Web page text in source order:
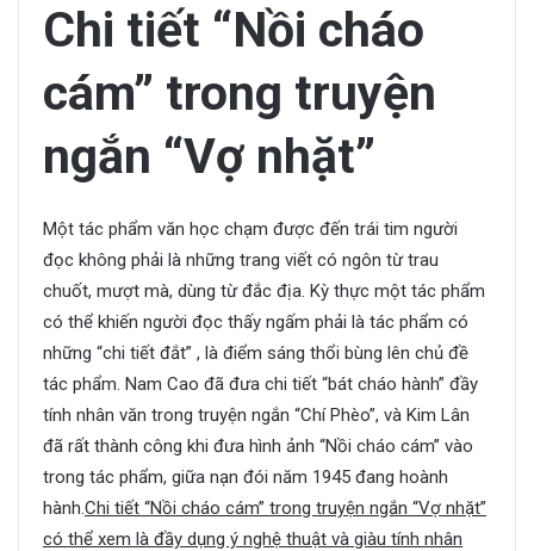
Chi tiết “Nồi cháo
cám” trong truyện
ngắn “Vợ nhặt”
Một tác phẩm văn học chạm được đến trái tim người
đọc không phải là những trang viết có ngôn từ trau
chuốt, mượt mà, dùng từ đắc địa. Kỳ thực một tác phẩm
có thể khiến người đọc thấy ngấm phải là tác phẩm có
những “chi tiết đắt” , là điểm sáng thổi bùng lên chủ đề
tác phẩm. Nam Cao đã đưa chi tiết “bát cháo hành” đầy
tính nhân văn trong truyện ngắn “Chí Phèo”, và Kim Lân
đã rất thành công khi đưa hình ảnh “Nồi cháo cám” vào
trong tác phẩm, giữa nạn đói năm 1945 đang hoành
hành.Chi tiết “Nồi cháo cám” trong truyện ngắn “Vợ nhặt”
có thể xem là đầy dụng ý nghệ thuật và giàu tính nhân